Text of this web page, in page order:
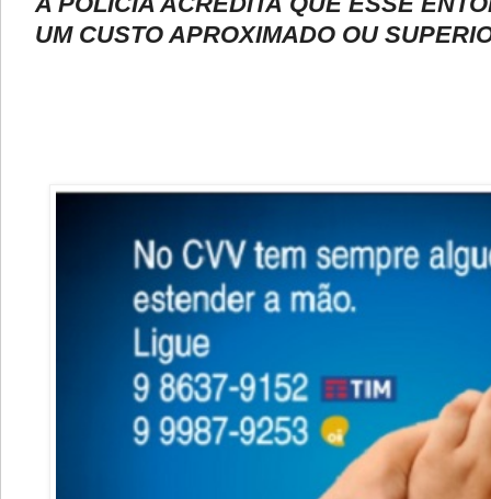
UM CUSTO APROXIMADO OU